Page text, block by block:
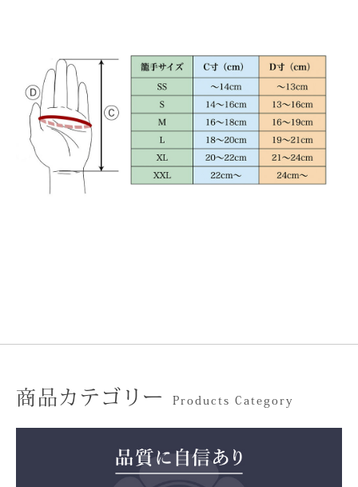
商品カテゴリー Products Category